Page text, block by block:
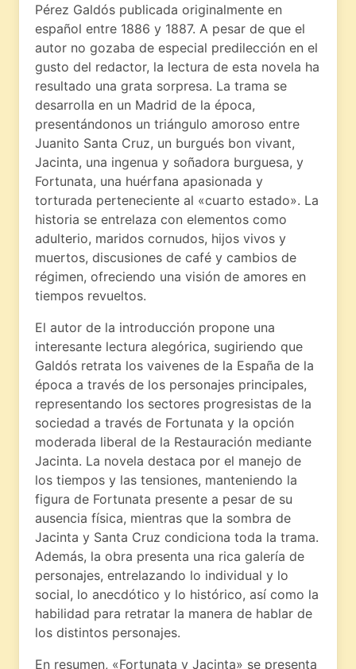
Pérez Galdós publicada originalmente en
español entre 1886 y 1887. A pesar de que el
autor no gozaba de especial predilección en el
gusto del redactor, la lectura de esta novela ha
resultado una grata sorpresa. La trama se
desarrolla en un Madrid de la época,
presentándonos un triángulo amoroso entre
Juanito Santa Cruz, un burgués bon vivant,
Jacinta, una ingenua y soñadora burguesa, y
Fortunata, una huérfana apasionada y
torturada perteneciente al «cuarto estado». La
historia se entrelaza con elementos como
adulterio, maridos cornudos, hijos vivos y
muertos, discusiones de café y cambios de
régimen, ofreciendo una visión de amores en
tiempos revueltos.
El autor de la introducción propone una
interesante lectura alegórica, sugiriendo que
Galdós retrata los vaivenes de la España de la
época a través de los personajes principales,
representando los sectores progresistas de la
sociedad a través de Fortunata y la opción
moderada liberal de la Restauración mediante
Jacinta. La novela destaca por el manejo de
los tiempos y las tensiones, manteniendo la
figura de Fortunata presente a pesar de su
ausencia física, mientras que la sombra de
Jacinta y Santa Cruz condiciona toda la trama.
Además, la obra presenta una rica galería de
personajes, entrelazando lo individual y lo
social, lo anecdótico y lo histórico, así como la
habilidad para retratar la manera de hablar de
los distintos personajes.
En resumen, «Fortunata y Jacinta» se presenta